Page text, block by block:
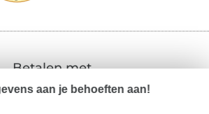
Betalen met
aan je behoeften aan!